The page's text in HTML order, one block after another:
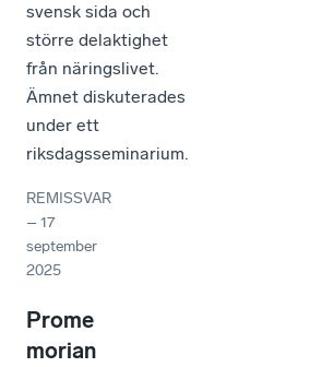
svensk sida och
större delaktighet
från näringslivet.
Ämnet diskuterades
under ett
riksdagsseminarium.
REMISSVAR
–17
september
2025
Prome
morian